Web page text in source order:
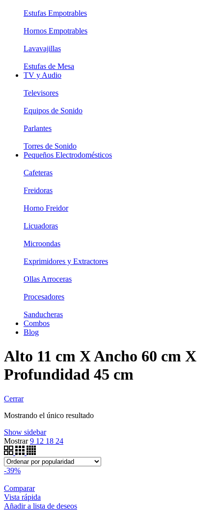
Estufas Empotrables
Hornos Empotrables
Lavavajillas
Estufas de Mesa
TV y Audio
Televisores
Equipos de Sonido
Parlantes
Torres de Sonido
Pequeños Electrodomésticos
Cafeteras
Freidoras
Horno Freidor
Licuadoras
Microondas
Exprimidores y Extractores
Ollas Arroceras
Procesadores
Sanducheras
Combos
Blog
Alto 11 cm X Ancho 60 cm X
Profundidad 45 cm
Cerrar
Mostrando el único resultado
Show sidebar
Mostrar9 12 18 24
-39%
Comparar
Vista rápida
Añadir a lista de deseos